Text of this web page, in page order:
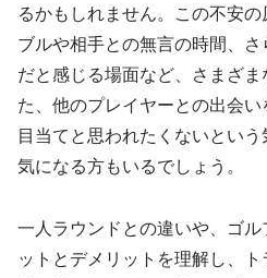
るかもしれません。この不安
ブルや相手との無言の時間、
だと感じる場面など、さまざ
た、他のプレイヤーとの出会
目当てと思われたくないとい
気になる方もいるでしょう。
一人ラウンドとの違いや、ゴル
ットとデメリットを理解し、